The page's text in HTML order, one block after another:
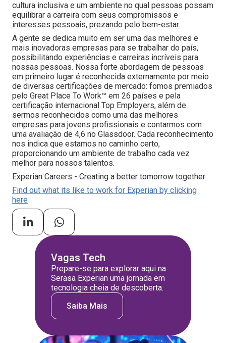
cultura inclusiva e um ambiente no qual pessoas possam
equilibrar a carreira com seus compromissos e
interesses pessoais, prezando pelo bem-estar.
A gente se dedica muito em ser uma das melhores e
mais inovadoras empresas para se trabalhar do país,
possibilitando experiências e carreiras incríveis para
nossas pessoas. Nossa forte abordagem de pessoas
em primeiro lugar é reconhecida externamente por meio
de diversas certificações de mercado: fomos premiados
pelo Great Place To Work™ em 26 países e pela
certificação internacional Top Employers, além de
sermos reconhecidos como uma das melhores
empresas para jovens profissionais e contarmos com
uma avaliação de 4,6 no Glassdoor. Cada reconhecimento
nos indica que estamos no caminho certo,
proporcionando um ambiente de trabalho cada vez
melhor para nossos talentos.
Experian Careers - Creating a better tomorrow together
Find out what its like to work for Experian by clicking
here
Vagas Tech
Prepare-se para explorar aqui na
Serasa Experian uma jornada em
tecnologia cheia de descoberta.
Saiba Mais